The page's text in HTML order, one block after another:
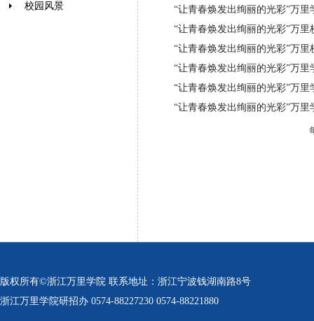
校园风景
“让青春焕发出绚丽的光彩”万
“让青春焕发出绚丽的光彩”万
“让青春焕发出绚丽的光彩”万
“让青春焕发出绚丽的光彩”万
“让青春焕发出绚丽的光彩”万
“让青春焕发出绚丽的光彩”万
版权所有©浙江万里学院 联系地址：浙江宁波钱湖南路8号
浙江万里学院研招办 0574-88227230 0574-88221880